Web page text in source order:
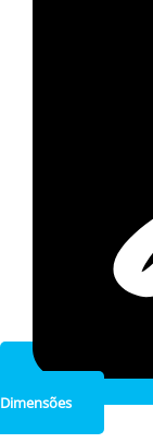
Dimensões